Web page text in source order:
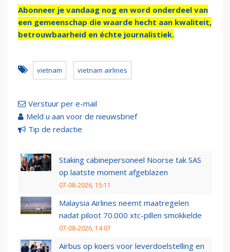
Abonneer je vandaag nog en word onderdeel van
een gemeenschap die waarde hecht aan kwaliteit,
betrouwbaarheid en échte journalistiek.
vietnam vietnam airlines
Verstuur per e-mail
Meld u aan voor de nieuwsbrief
Tip de redactie
Staking cabinepersoneel Noorse tak SAS
op laatste moment afgeblazen
07-08-2026, 15:11
Malaysia Airlines neemt maatregelen
nadat piloot 70.000 xtc-pillen smokkelde
07-08-2026, 14:07
Airbus op koers voor leverdoelstelling en